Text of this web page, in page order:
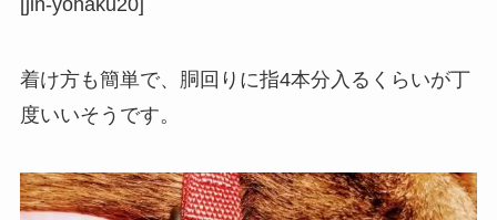
着け方も簡単で、胴回りに指4本分入るくらいが丁
度いいそうです。